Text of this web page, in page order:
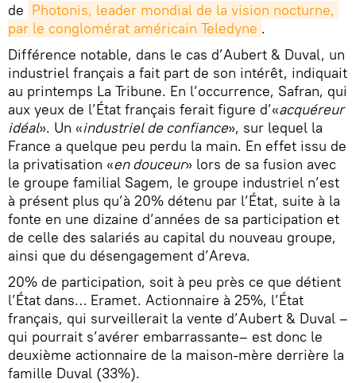
de Photonis, leader mondial de la vision nocturne,
par le conglomérat américain Teledyne .
Différence notable, dans le cas d’Aubert & Duval, un
industriel français a fait part de son intérêt, indiquait
au printemps La Tribune. En l’occurrence, Safran, qui
aux yeux de l’État français ferait figure d’«acquéreur
idéal». Un «industriel de confiance», sur lequel la
France a quelque peu perdu la main. En effet issu de
la privatisation «en douceur» lors de sa fusion avec
le groupe familial Sagem, le groupe industriel n’est
à présent plus qu’à 20% détenu par l’État, suite à la
fonte en une dizaine d’années de sa participation et
de celle des salariés au capital du nouveau groupe,
ainsi que du désengagement d’Areva.
20% de participation, soit à peu près ce que détient
l’État dans… Eramet. Actionnaire à 25%, l’État
français, qui surveillerait la vente d’Aubert & Duval –
qui pourrait s’avérer embarrassante– est donc le
deuxième actionnaire de la maison-mère derrière la
famille Duval (33%).